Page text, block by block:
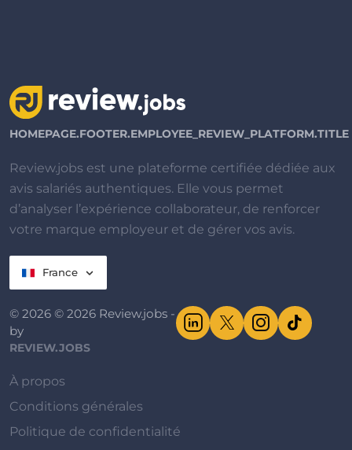
HOMEPAGE.FOOTER.EMPLOYEE_REVIEW_PLATFORM.TITLE
Review.jobs est une plateforme certifiée dédiée aux
avis salariés authentiques. Elle vous permet
d’analyser l’expérience collaborateur, de renforcer
votre marque employeur et de gérer vos avis.
France
© 2026 © 2026 Review.jobs -
by
REVIEW.JOBS
À propos
Conditions générales
Politique de confidentialité